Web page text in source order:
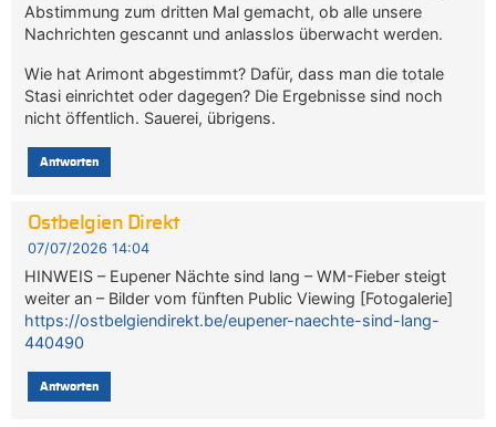
Abstimmung zum dritten Mal gemacht, ob alle unsere
Nachrichten gescannt und anlasslos überwacht werden.
Wie hat Arimont abgestimmt? Dafür, dass man die totale
Stasi einrichtet oder dagegen? Die Ergebnisse sind noch
nicht öffentlich. Sauerei, übrigens.
Antworten
Ostbelgien Direkt
07/07/2026 14:04
HINWEIS – Eupener Nächte sind lang – WM-Fieber steigt
weiter an – Bilder vom fünften Public Viewing [Fotogalerie]
https://ostbelgiendirekt.be/eupener-naechte-sind-lang-
440490
Antworten